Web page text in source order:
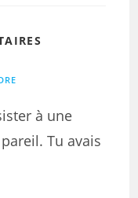
à une
Tu avais